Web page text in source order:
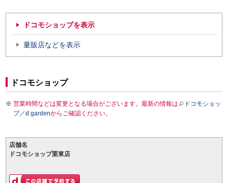
ドコモショップを表示
量販店などを表示
ドコモショップ
営業時間などは変更となる場合がございます。最新の情報は
ドコモショッ
プ／d gardenからご確認ください。
店舗名
ドコモショップ栗東店